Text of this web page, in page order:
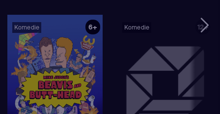
Komedie 6+ Komedie 12+